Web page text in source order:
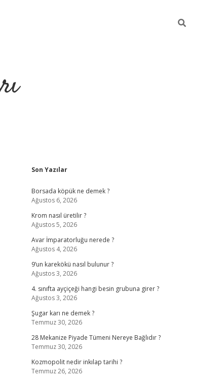
Sidebar
Son Yazılar
Borsada köpük ne demek ?
Ağustos 6, 2026
Krom nasıl üretilir ?
Ağustos 5, 2026
Avar İmparatorluğu nerede ?
Ağustos 4, 2026
9’un karekökü nasıl bulunur ?
Ağustos 3, 2026
4. sınıfta ayçiçeği hangi besin grubuna girer ?
Ağustos 3, 2026
Şugar karı ne demek ?
Temmuz 30, 2026
28 Mekanize Piyade Tümeni Nereye Bağlıdır ?
Temmuz 30, 2026
Kozmopolit nedir inkılap tarihi ?
Temmuz 26, 2026
hiltonbet giriş